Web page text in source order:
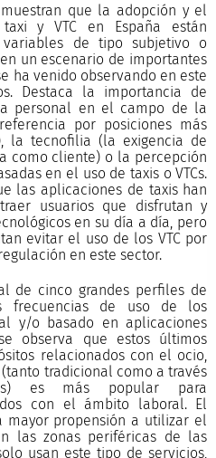
que la adopción y el
y VTC en España están
de tipo subjetivo o
un escenario de importantes
ha venido observando en este
Destaca la importancia de
personal en el campo de la
por posiciones más
la tecnofilia (la exigencia de
como cliente) o la percepción
en el uso de taxis o VTCs.
las aplicaciones de taxis han
usuarios que disfrutan y
en su día a día, pero
evitar el uso de los VTC por
en este sector.
de cinco grandes perfiles de
frecuencias de uso de los
y/o basado en aplicaciones
observa que estos últimos
relacionados con el ocio,
tradicional como a través
es más popular para
con el ámbito laboral. El
mayor propensión a utilizar el
las zonas periféricas de las
usan este tipo de servicios,